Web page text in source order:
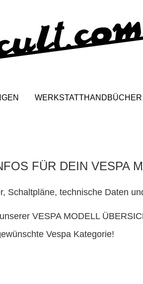
WERKSTATTHANDBÜCHER
FÜR DEIN VESPA
, Schaltpläne, technische Daten
VESPA MODELL
Vespa Kategorie!